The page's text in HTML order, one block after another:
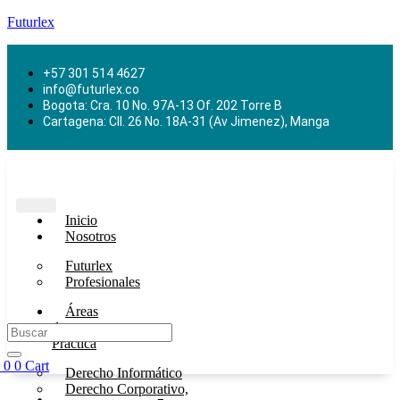
Futurlex
+57 301 514 4627
info@futurlex.co
Bogota: Cra. 10 No. 97A-13 Of. 202 Torre B
Cartagena: Cll. 26 No. 18A-31 (Av Jimenez), Manga
Inicio
Nosotros
Futurlex
Profesionales
Áreas
de
Práctica
Derecho Informático
Derecho Corporativo,
0 0 Cart